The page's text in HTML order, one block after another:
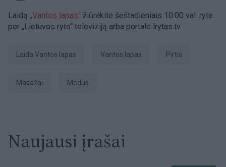
Laidą „Vantos lapas“ žiūrėkite šeštadieniais 10:00 val. ryte
per „Lietuvos ryto“ televiziją arba portale lrytas.tv.
laida Vantos lapas Vantos lapas Pirtis
Masažai Medus
Naujausi įrašai